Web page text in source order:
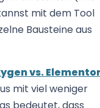
mit dem Tool
Bausteine aus
vs.
mit viel weniger